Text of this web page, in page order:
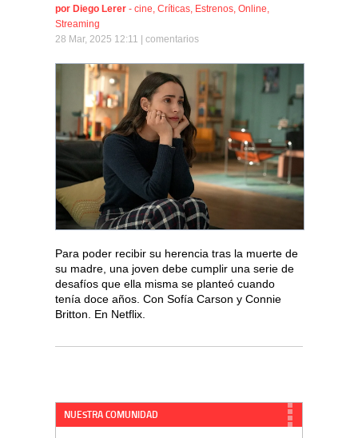
por Diego Lerer - cine, Críticas, Estrenos, Online,
Streaming
28 Mar, 2025 12:11 | comentarios
Para poder recibir su herencia tras la muerte de
su madre, una joven debe cumplir una serie de
desafíos que ella misma se planteó cuando
tenía doce años. Con Sofía Carson y Connie
Britton. En Netflix.
NUESTRA COMUNIDAD